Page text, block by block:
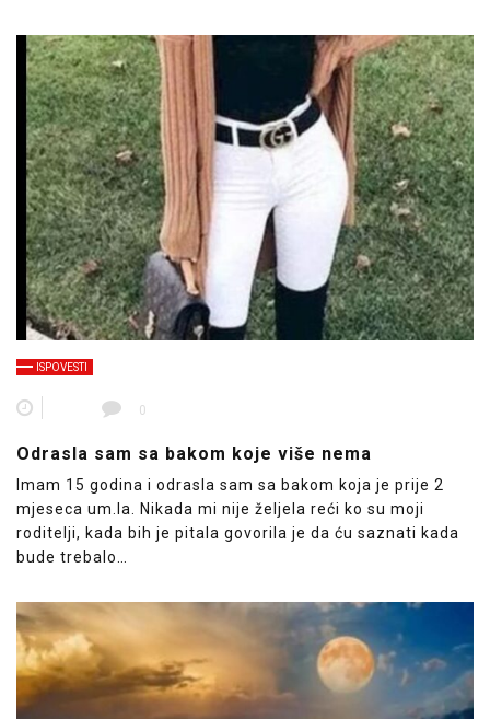
ISPOVESTI
0
Odrasla sam sa bakom koje više nema
Imam 15 godina i odrasla sam sa bakom koja je prije 2
mjeseca um.la. Nikada mi nije željela reći ko su moji
roditelji, kada bih je pitala govorila je da ću saznati kada
bude trebalo…